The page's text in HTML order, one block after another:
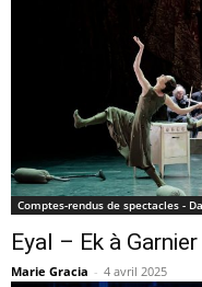
Comptes-rendus de spectacles -
Eyal – Ek à
Marie Gracia - 4 avril 2025